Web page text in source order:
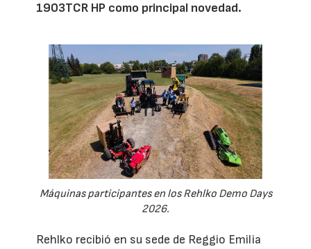
1903TCR HP como principal novedad.
Máquinas participantes en los Rehlko Demo Days
2026.
Rehlko recibió en su sede de Reggio Emilia